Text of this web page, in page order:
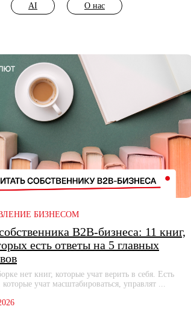
AI О нас
БИЗНЕСОМ
B2B-бизнеса: 11 книг,
есть ответы на 5 главных
нет книг, которые учат верить в себя. Есть
учат масштабироваться, управлят ...